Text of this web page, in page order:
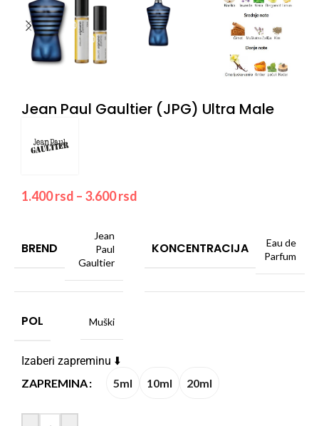
Jean Paul Gaultier (JPG) Ultra Male
1.400rsd – 3.600rsd
BREND
Jean
Paul
Gaultier
KONCENTRACIJA
Eau de
Parfum
POL Muški
Izaberi zapreminu ⬇️
ZAPREMINA
5ml 10ml 20ml